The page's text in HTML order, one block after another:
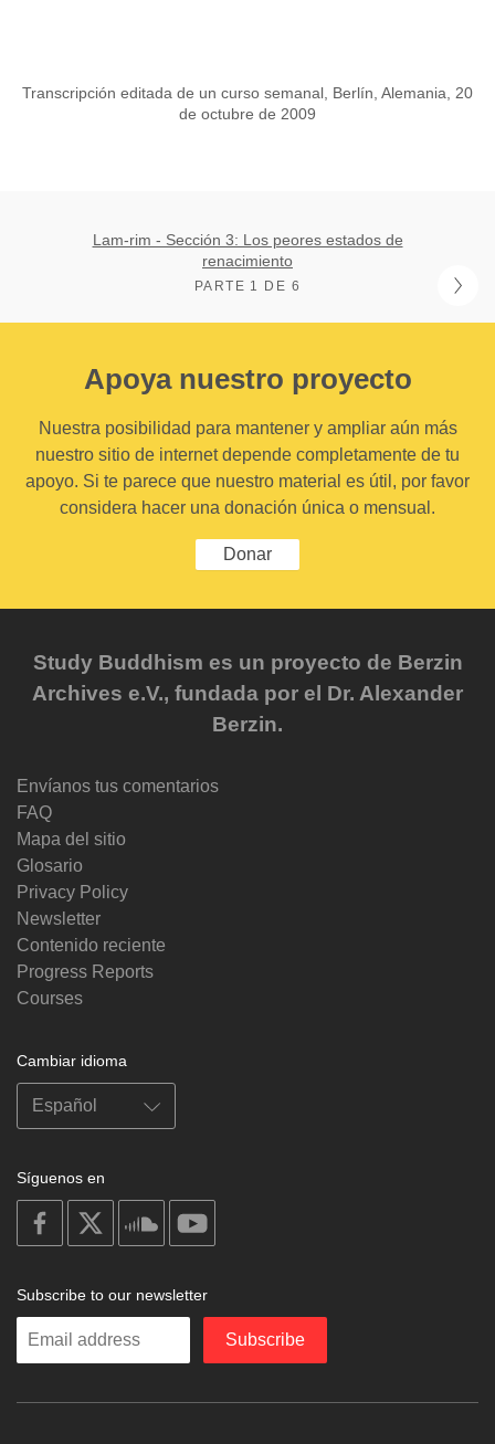
Transcripción editada de un curso semanal, Berlín, Alemania, 20
de octubre de 2009
Lam-rim - Sección 3: Los peores estados de
renacimiento
PARTE 1 DE 6
Apoya nuestro proyecto
Nuestra posibilidad para mantener y ampliar aún más
nuestro sitio de internet depende completamente de tu
apoyo. Si te parece que nuestro material es útil, por favor
considera hacer una donación única o mensual.
Donar
Study Buddhism es un proyecto de Berzin
Archives e.V., fundada por el Dr. Alexander
Berzin.
Envíanos tus comentarios
FAQ
Mapa del sitio
Glosario
Privacy Policy
Newsletter
Contenido reciente
Progress Reports
Courses
Cambiar idioma
Síguenos en
on
facebook
soundcloud
Subscribe to our newsletter
Enter
Subscribe